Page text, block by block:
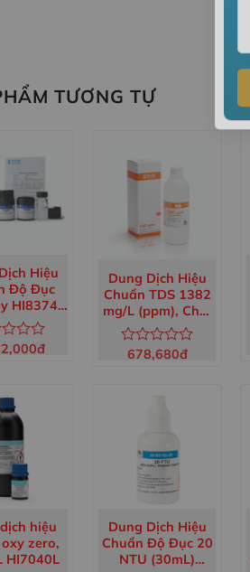
TƯƠNG TỰ
Hiệu
Độ Đục
HI83749
11
đ
Dung Dịch Hiệu
Chuẩn TDS 1382
mg/L (ppm), Chai
500mL HI7032L
Được
678,680đ
hiệu
zero,
HI7040L
Dung Dịch Hiệu
Chuẩn Độ Đục 20
NTU (30mL)